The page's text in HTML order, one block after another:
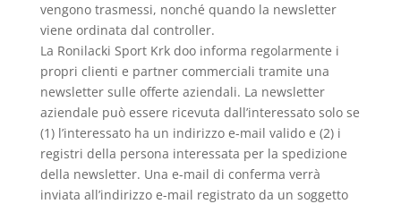
vengono trasmessi, nonché quando la newsletter
viene ordinata dal controller.
La Ronilacki Sport Krk doo informa regolarmente i
propri clienti e partner commerciali tramite una
newsletter sulle offerte aziendali. La newsletter
aziendale può essere ricevuta dall’interessato solo se
(1) l’interessato ha un indirizzo e-mail valido e (2) i
registri della persona interessata per la spedizione
della newsletter. Una e-mail di conferma verrà
inviata all’indirizzo e-mail registrato da un soggetto